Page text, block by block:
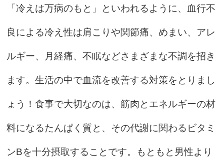
「冷えは万病のもと」といわれるように、血行不
良による冷え性は肩こりや関節痛、めまい、アレ
ルギー、月経痛、不眠などさまざまな不調を招き
ます。生活の中で血流を改善する対策をとりまし
ょう！食事で大切なのは、筋肉とエネルギーの材
料になるたんぱく質と、その代謝に関わるビタミ
ンBを十分摂取することです。もともと男性より